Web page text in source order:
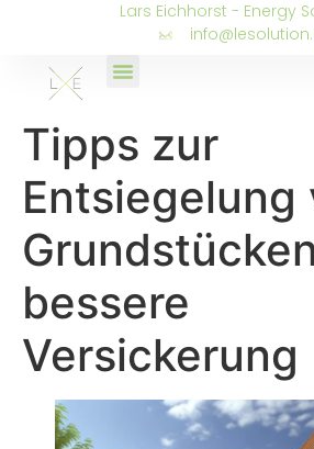
Lars Eichhorst - Energy
Tipps zur
Entsiegelung
bessere
Versickerung